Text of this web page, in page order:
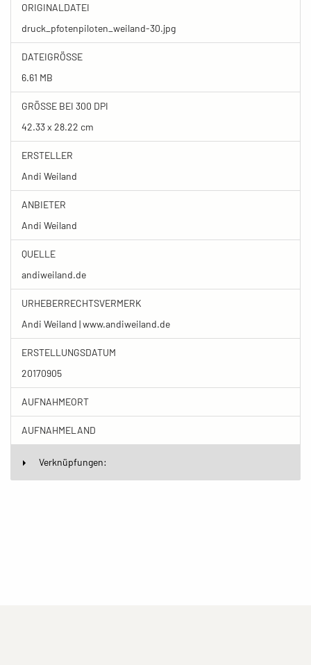
ORIGINALDATEI
druck_pfotenpiloten_weiland-30.jpg
DATEIGRÖSSE
6.61 MB
GRÖSSE BEI 300 DPI
42.33 x 28.22 cm
ERSTELLER
Andi Weiland
ANBIETER
Andi Weiland
QUELLE
andiweiland.de
URHEBERRECHTSVERMERK
Andi Weiland | www.andiweiland.de
ERSTELLUNGSDATUM
20170905
AUFNAHMEORT
AUFNAHMELAND
Verknüpfungen: